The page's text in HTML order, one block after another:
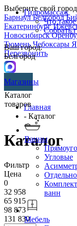
Выберите свой город
БарнаулБелгород
Екатеринбург
Новосибирск
ТюменьЧебоксары
Перезвонить
Гидромассаж
Что
Собрать
Ваш город:
Белгород
Магазины
Каталог
товаров
Ванны
Угловые
ванн
Мебель
Главная
- Каталог
Каталог
Фильтр
Цена
0
32 958
65 915
98 873
131 830